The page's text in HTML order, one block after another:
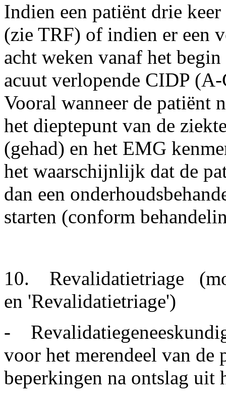
Indien een patiënt drie
(zie TRF) of indien er een
acht weken vanaf het
acuut verlopende CIDP
Vooral wanneer de patiënt
het dieptepunt van de
(gehad) en het EMG
het waarschijnlijk dat de
dan een
starten (conform
10. Revalidatietriage
en 'Revalidatietriage')
-
voor het merendeel van de
beperkingen na ontslag uit